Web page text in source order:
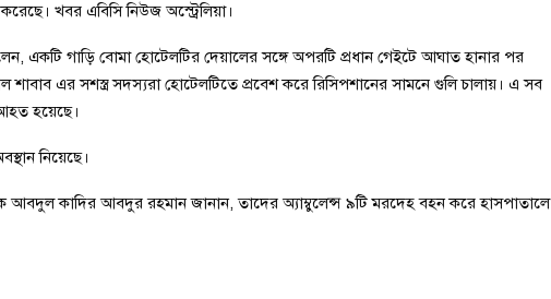
করেছে। খবর এবিসি নিউজ অস্ট্রেলিয়া।
একটি গাড়ি বোমা হোটেলটির দেয়ালের সঙ্গে অপরটি প্রধান গেইটে আঘাত হানার পর
এর সশস্ত্র সদস্যরা হোটেলটিতে প্রবেশ করে রিসিপশানের সামনে গুলি চালায়। এ সব
হয়েছে।
নিয়েছে।
আবদুল কাদির আবদুর রহমান জানান, তাদের অ্যাম্বুলেন্স ৯টি মরদেহ বহন করে হাসপাতালে